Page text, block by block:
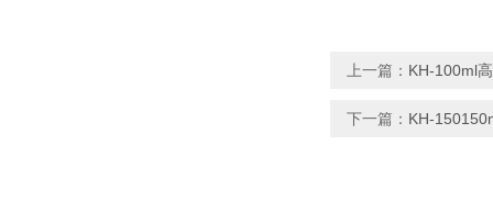
上一篇： KH-100ml
下一篇： KH-